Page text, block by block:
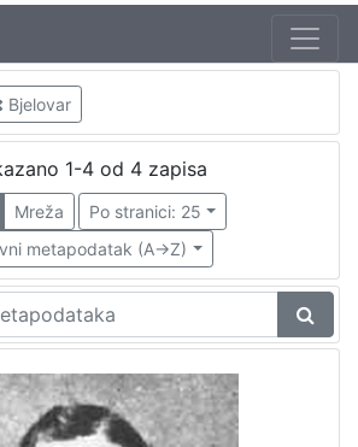
Bjelovar
1-4 od 4 zapisa
Mreža
Po stranici: 25
metapodatak (A->Z)